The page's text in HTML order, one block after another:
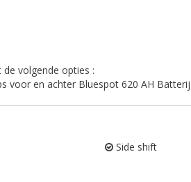
de volgende opties :
voor en achter Bluespot 620 AH
Side shift